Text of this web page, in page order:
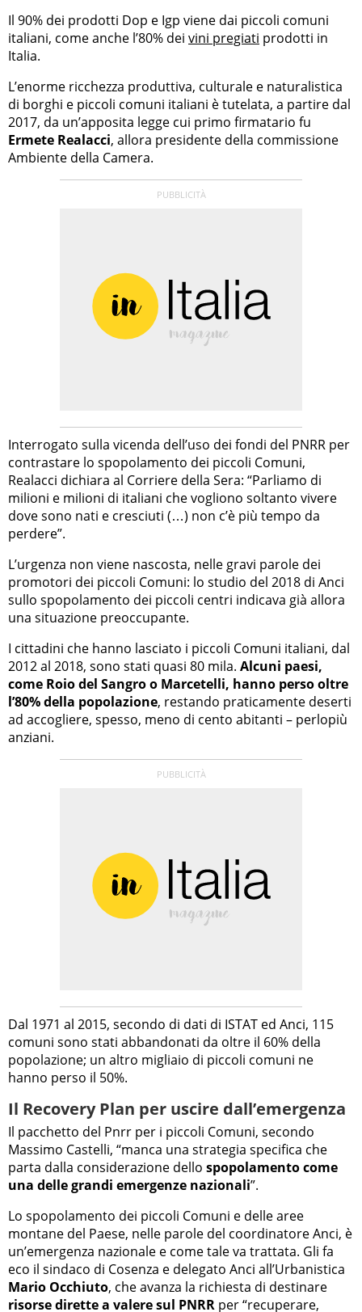
Il 90% dei prodotti Dop e Igp viene dai piccoli comuni
italiani, come anche l’80% dei vini pregiati prodotti in
Italia.
L’enorme ricchezza produttiva, culturale e naturalistica
di borghi e piccoli comuni italiani è tutelata, a partire dal
2017, da un’apposita legge cui primo firmatario fu
Ermete Realacci, allora presidente della commissione
Ambiente della Camera.
Interrogato sulla vicenda dell’uso dei fondi del PNRR per
contrastare lo spopolamento dei piccoli Comuni,
Realacci dichiara al Corriere della Sera: “Parliamo di
milioni e milioni di italiani che vogliono soltanto vivere
dove sono nati e cresciuti (…) non c’è più tempo da
perdere”.
L’urgenza non viene nascosta, nelle gravi parole dei
promotori dei piccoli Comuni: lo studio del 2018 di Anci
sullo spopolamento dei piccoli centri indicava già allora
una situazione preoccupante.
I cittadini che hanno lasciato i piccoli Comuni italiani, dal
2012 al 2018, sono stati quasi 80 mila. Alcuni paesi,
come Roio del Sangro o Marcetelli, hanno perso oltre
l’80% della popolazione, restando praticamente deserti
ad accogliere, spesso, meno di cento abitanti – perlopiù
anziani.
Dal 1971 al 2015, secondo di dati di ISTAT ed Anci, 115
comuni sono stati abbandonati da oltre il 60% della
popolazione; un altro migliaio di piccoli comuni ne
hanno perso il 50%.
Il Recovery Plan per uscire dall’emergenza
Il pacchetto del Pnrr per i piccoli Comuni, secondo
Massimo Castelli, “manca una strategia specifica che
parta dalla considerazione dello spopolamento come
una delle grandi emergenze nazionali”.
Lo spopolamento dei piccoli Comuni e delle aree
montane del Paese, nelle parole del coordinatore Anci, è
un’emergenza nazionale e come tale va trattata. Gli fa
eco il sindaco di Cosenza e delegato Anci all’Urbanistica
Mario Occhiuto, che avanza la richiesta di destinare
risorse dirette a valere sul PNRR per “recuperare,